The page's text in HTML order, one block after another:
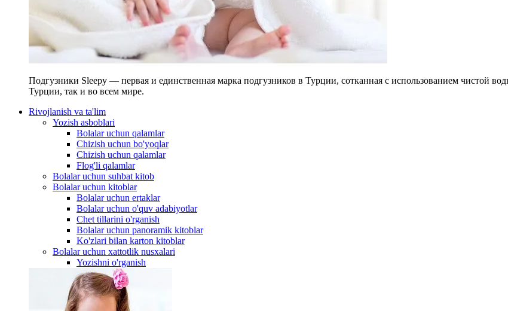
Подгузники Sleepy — первая и единственная марка подгузников в Турции, сотканная с использованием чистой
Турции, так и во всем мире.
Rivojlanish va ta'lim
Yozish asboblari
Bolalar uchun qalamlar
Chizish uchun bo'yoqlar
Chizish uchun qalamlar
Flog'li qalamlar
Bolalar uchun suhbat kitob
Bolalar uchun kitoblar
Bolalar uchun ertaklar
Bolalar uchun o'quv adabiyotlar
Chet tillarini o'rganish
Bolalar uchun panoramik kitoblar
Ko'zlari bilan karton kitoblar
Bolalar uchun xattotlik nusxalari
Yozishni o'rganish